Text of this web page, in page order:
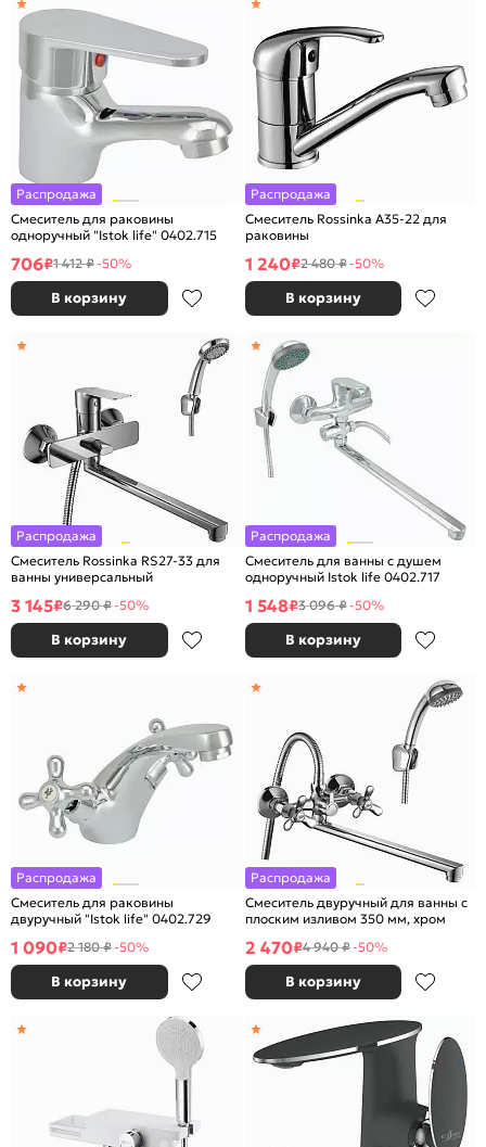
Распродажа
Смеситель для раковины
одноручный "Istok life" 0402.715
706₽1 412 ₽-50%
В корзину
Распродажа
Смеситель Rossinka A35-22 для
раковины
1 240₽2 480 ₽-50%
В корзину
Распродажа
Смеситель Rossinka RS27-33 для
ванны универсальный
3 145₽6 290 ₽-50%
В корзину
Распродажа
Смеситель для ванны с душем
одноручный Istok life 0402.717
1 548₽3 096 ₽-50%
В корзину
Распродажа
Смеситель для раковины
двуручный "Istok life" 0402.729
1 090₽2 180 ₽-50%
В корзину
Распродажа
Смеситель двуручный для ванны с
плоским изливом 350 мм, хром
2 470₽4 940 ₽-50%
В корзину